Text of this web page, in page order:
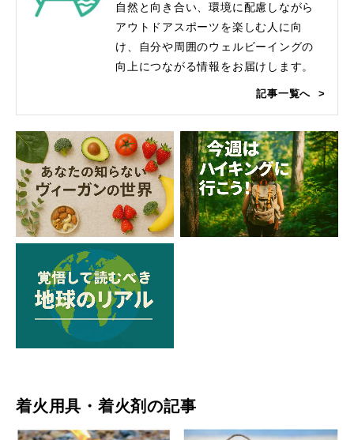
自然と向き合い、環境に配慮しながら
アウトドアスポーツを楽しむ人に向
け、自分や周囲のウェルビーイングの
向上につながる情報をお届けします。
記事一覧へ
着火用具・着火剤の記事